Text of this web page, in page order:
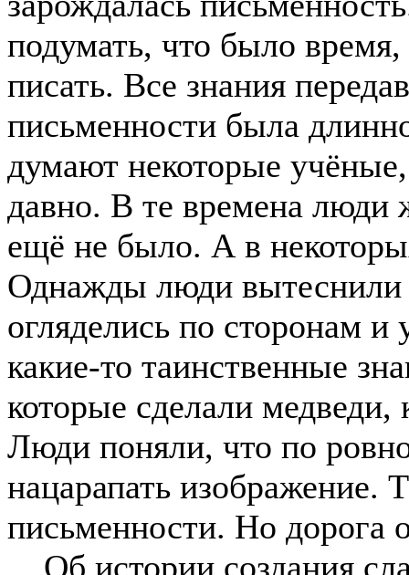
подумать, что было
писать. Все знания
письменности была
думают некоторые
давно. В те времена люди
ещё не было. А в
Однажды люди вытеснили
огляделись по сторонам
какие-то таинственные
которые сделали медведи,
Люди поняли, что по
нацарапать изображение.
письменности. Но дорога
Об истории создания